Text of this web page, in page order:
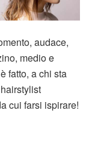
audace,
medio e
fatto, a chi sta
cui farsi ispirare!